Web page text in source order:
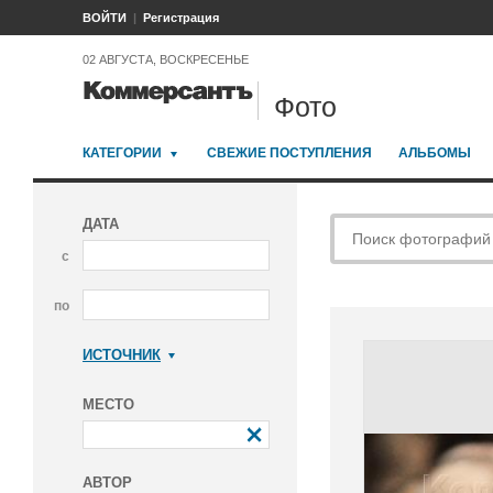
ВОЙТИ Регистрация
02 АВГУСТА, ВОСКРЕСЕНЬЕ
Фото
КАТЕГОРИИ СВЕЖИЕ ПОСТУПЛЕНИЯ АЛЬБОМЫ
ДАТА
с
по
ИСТОЧНИК
МЕСТО
АВТОР